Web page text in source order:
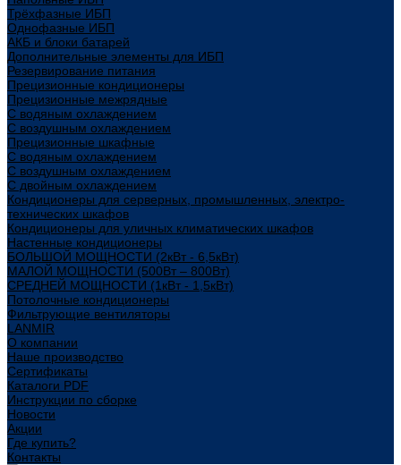
Трёхфазные ИБП
Однофазные ИБП
АКБ и блоки батарей
Дополнительные элементы для ИБП
Резервирование питания
Прецизионные кондиционеры
Прецизионные межрядные
С водяным охлаждением
С воздушным охлаждением
Прецизионные шкафные
С водяным охлаждением
С воздушным охлаждением
С двойным охлаждением
Кондиционеры для серверных, промышленных, электро-
технических шкафов
Кондиционеры для уличных климатических шкафов
Настенные кондиционеры
БОЛЬШОЙ МОЩНОСТИ (2кВт - 6,5кВт)
МАЛОЙ МОЩНОСТИ (500Вт – 800Вт)
СРЕДНЕЙ МОЩНОСТИ (1кВт - 1,5кВт)
Потолочные кондиционеры
Фильтрующие вентиляторы
LANMIR
О компании
Наше производство
Сертификаты
Каталоги PDF
Инструкции по сборке
Новости
Акции
Где купить?
Контакты